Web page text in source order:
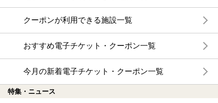
クーポンが利用できる施設一覧
おすすめ電子チケット・クーポン一覧
今月の新着電子チケット・クーポン一覧
特集・ニュース